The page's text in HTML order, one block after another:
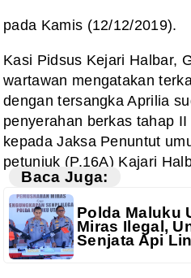
pada Kamis (12/12/2019).
Kasi Pidsus Kejari Halbar,
wartawan mengatakan
dengan tersangka Aprilia
penyerahan berkas tahap
kepada Jaksa Penuntut
petunjuk (P.16A) Kajari
Baca Juga:
Polda Maluku
Miras Ilegal,
Senjata Api